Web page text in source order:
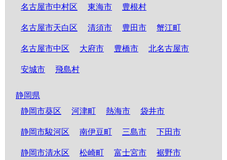
名古屋市中村区 東海市 豊根村
名古屋市天白区 清須市 豊田市 蟹江町
名古屋市中区 大府市 豊橋市 北名古屋市
安城市 飛島村
静岡県
静岡市葵区
河津町 熱海市 袋井市
静岡市駿河区 南伊豆町 三島市 下田市
静岡市清水区 松崎町 富士宮市 裾野市